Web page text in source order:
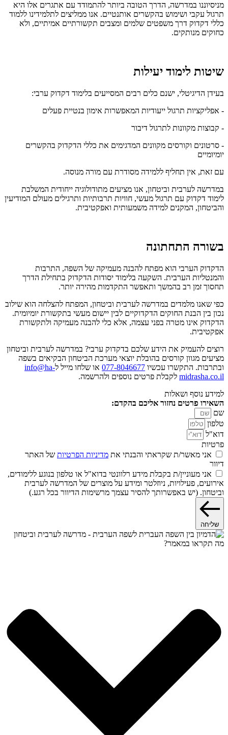
מניסיוננו במדרשה, הדרך הטובה ביותר להתמודד עם אתגרים אלו היא
תרגול עקבי ושימוש בהקשרים אותנטיים. אנו ממליצים לתלמידינו ללמוד
כללי דקדוק דרך משפטים שלמים ומצבים תקשורתיים אמיתיים, ולא
כחוקים מנותקים.
שיטות לימוד יעילות
בעידן הדיגיטלי, ישנם כלים רבים המסייעים בלימוד דקדוק ערבי:
- אפליקציות תרגול ייעודיות המאפשרות אימון בנטיית פעלים
- קבוצות מקוונות לתרגול דיבור
- סרטונים וקורסים מקוונים המדגימים את כללי הדקדוק בהקשרים
יומיומיים
עם זאת, אין תחליף ללמידה מסודרת עם מורה מנוסה.
במדרשה לערבית וביטחון, אנו מציעים מתודולוגיה ייחודית המשלבת
לימוד דקדוק עם תרגול מעשי, חוויות תרבותיות ותרגילים מעולם המודיעין
והביטחון, המקנים למידה משמעותית ואפקטיבית.
בשורה התחתונה
הדקדוק הערבי הוא מפתח להבנה מעמיקה של השפה, התרבות
והמנטליות הערבית. השקעה בלימוד יסודות הדקדוק בתחילת הדרך
תחסוך זמן רב בהמשך ותאפשר התקדמות מהירה יותר.
כפי שאנו מלמדים במדרשה לערבית וביטחון, המפתח להצלחה הוא שילוב
נכון בין הבנת החוקים הדקדוקיים לבין יישום מעשי בתקשורת יומיומית.
הדקדוק אינו מטרה בפני עצמה, אלא כלי להבנה מעמיקה ולתקשורת
אפקטיבית.
רוצים להעמיק את הידע שלכם בדקדוק ערבי? במדרשה לערבית וביטחון
מציעים מגוון קורסים בהובלת יוצאי מערכת הביטחון הבקיאים בשפה
ובתרבות. התקשרו עכשיו 077-8046677 או שלחו מייל לinfo@ha-
midrasha.co.il לקבלת פרטים נוספים ולהרשמה.
למידע נוסף ושאלות
השאירו פרטים נחזור אליכם בהקדם:
שם
טלפון
דוא"ל
פרטיות
מדיניות הפרטיות של האתר ‬
דיוור
‏‪אני מעוניין/ת בקבלת מידע רלוונטי בדוא"ל או טלפון בנוגע ללימודים,
אירועים, פעילויות, ניוזלטר ומידע על מוצרים של המדרשה לערבית
וביטחון. (יש באפשרותך להסיר עצמך מרשימות הדיוור בכל רגע.) ‬
שליחה
מה תקראו במאמר?